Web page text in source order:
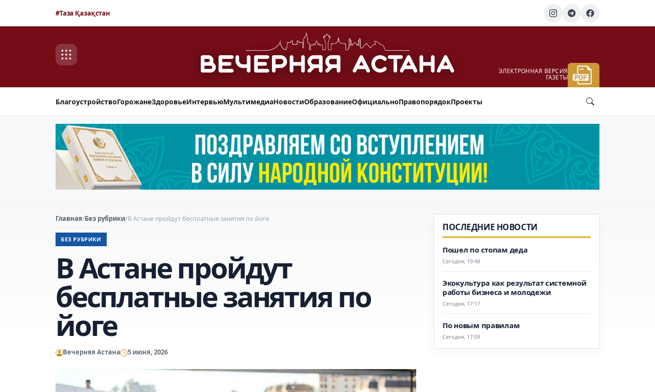
#Таза Қазақстан
ЭЛЕКТРОННАЯ ВЕРСИЯ
ГАЗЕТЫ
БлагоустройствоГорожанеЗдоровьеИнтервьюМультимедиаНовостиОбразованиеОфициальноПравопорядокПроекты
Главная/Без рубрики/В Астане пройдут бесплатные занятия по йоге
БЕЗ РУБРИКИ
В Астане пройдут
бесплатные занятия по
йоге
Вечерняя Астана 5 июня, 2026
ПОСЛЕДНИЕ НОВОСТИ
Пошел по стопам деда
Сегодня, 19:48
Экокультура как результат системной
работы бизнеса и молодежи
Сегодня, 17:17
По новым правилам
Сегодня, 17:09